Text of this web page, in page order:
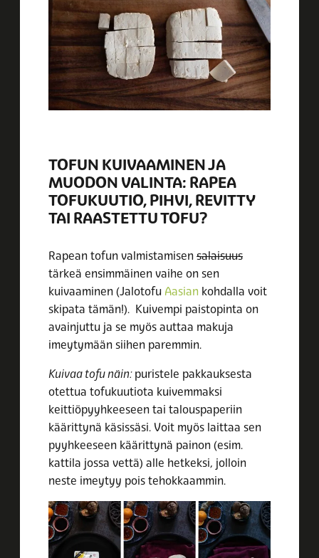
TOFUN KUIVAAMINEN JA
MUODON VALINTA: RAPEA
TOFUKUUTIO, PIHVI, REVITTY
TAI RAASTETTU TOFU?
Rapean tofun valmistamisen salaisuus
tärkeä ensimmäinen vaihe on sen
kuivaaminen (Jalotofu Aasian kohdalla voit
skipata tämän!). Kuivempi paistopinta on
avainjuttu ja se myös auttaa makuja
imeytymään siihen paremmin.
Kuivaa tofu näin: puristele pakkauksesta
otettua tofukuutiota kuivemmaksi
keittiöpyyhkeeseen tai talouspaperiin
käärittynä käsissäsi. Voit myös laittaa sen
pyyhkeeseen käärittynä painon (esim.
kattila jossa vettä) alle hetkeksi, jolloin
neste imeytyy pois tehokkaammin.